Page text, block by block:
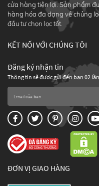
cửa hàng tiện lợi. Sản phẩm
hàng hóa đa dạng về chủng
đầu tư chọn lọc tốt.
KẾT NỐI VỚI CHÚNG TÔI
Đăng ký nhận tin
Thông tin sẽ được gửi đến bạn 02
ĐƠN VỊ GIAO HÀNG